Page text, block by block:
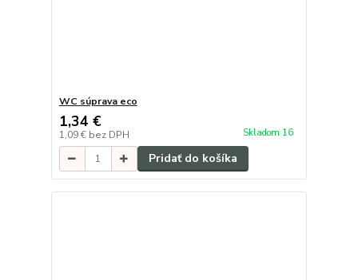
WC súprava eco
1,34 €
1,09 € bez DPH Skladom 16
Pridať do košíka